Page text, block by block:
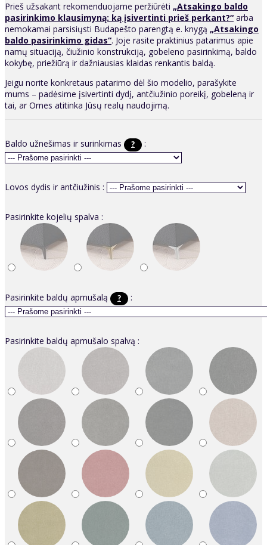
Prieš užsakant rekomenduojame peržiūrėti „Atsakingo baldo
pasirinkimo klausimyną: ką įsivertinti prieš perkant?“ arba
nemokamai parsisiųsti Budapešto parengtą e. knygą „Atsakingo
baldo pasirinkimo gidas“. Joje rasite praktinius patarimus apie
namų situaciją, čiužinio konstrukciją, gobeleno pasirinkimą, baldo
kokybę, priežiūrą ir dažniausias klaidas renkantis baldą.
Jeigu norite konkretaus patarimo dėl šio modelio, parašykite
mums – padėsime įsivertinti dydį, antčiužinio poreikį, gobeleną ir
tai, ar Ornes atitinka Jūsų realų naudojimą.
Baldo užnešimas ir surinkimas ? :
Lovos dydis ir antčiužinis :
Pasirinkite kojelių spalva :
Pasirinkite baldų apmušalą ? :
Pasirinkite baldų apmušalo spalvą :